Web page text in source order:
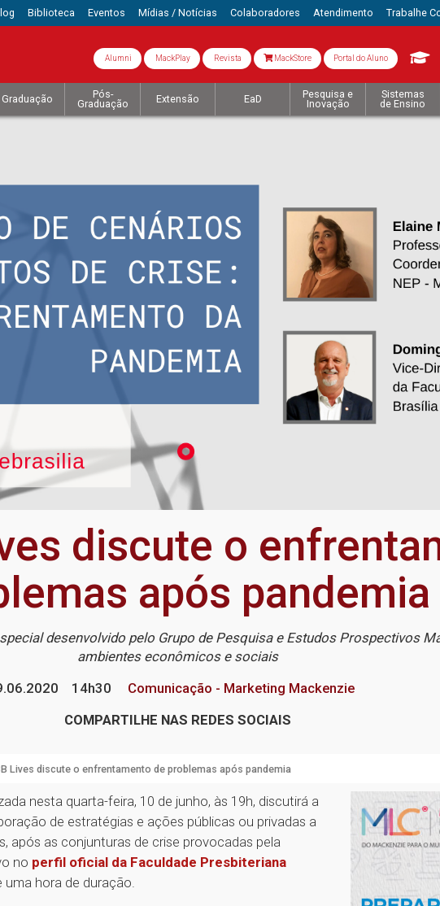
Biblioteca Eventos Mídias / Notícias Colaboradores Atendimento Trabalhe
Alumni MackPlay Revista MackStore Portal do Aluno
Graduação
Pós-
Graduação
Extensão EaD
Pesquisa e
Inovação
Sistemas
de Ensino
discute o
após pandemia
desenvolvido pelo Grupo de Pesquisa e Estudos Prospectivos
ambientes econômicos e sociais
14h30
Comunicação - Marketing Mackenzie
COMPARTILHE NAS REDES SOCIAIS
Lives discute o enfrentamento de problemas após pandemia
nesta quarta-feira, 10 de junho, às 19h, discutirá a
de estratégias e ações públicas ou privadas a
após as conjunturas de crise provocadas pela
no perfil oficial da Faculdade Presbiteriana
uma hora de duração.